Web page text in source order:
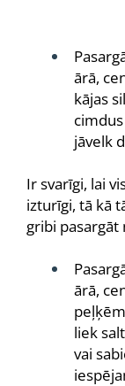
ārā,
kājas
jāvelk
Ir svarīgi, lai
izturīgi, tā kā
gribi pasargāt
ārā,
liek
vai